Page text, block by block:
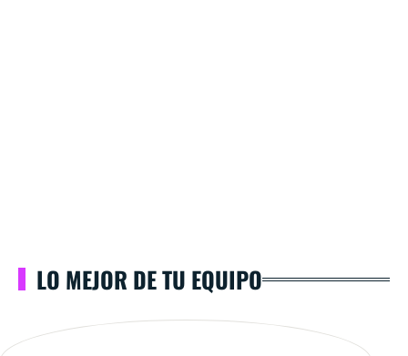
LO MEJOR DE TU EQUIPO